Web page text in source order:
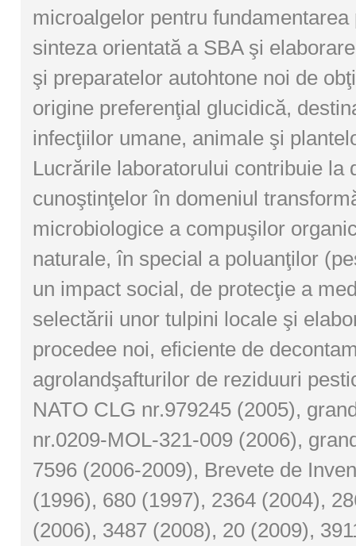
microalgelor pentru fundamentarea
sinteza orientată a SBA şi
şi preparatelor autohtone noi de
origine preferenţial glucidică,
infecţiilor umane, animale şi
Lucrările laboratorului contribuie la
cunoştinţelor în domeniul
microbiologice a compuşilor
naturale, în special a poluanţilor
un impact social, de protecţie a
selectării unor tulpini locale şi
procedee noi, eficiente de
agrolandşafturilor de reziduuri
NATO CLG nr.979245 (2005),
nr.0209-MOL-321-009 (2006),
7596 (2006-2009), Brevete de
(1996), 680 (1997), 2364 (2004),
(2006), 3487 (2008), 20 (2009),